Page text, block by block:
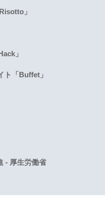
」
」
ト「Buffet」
- 厚生労働省